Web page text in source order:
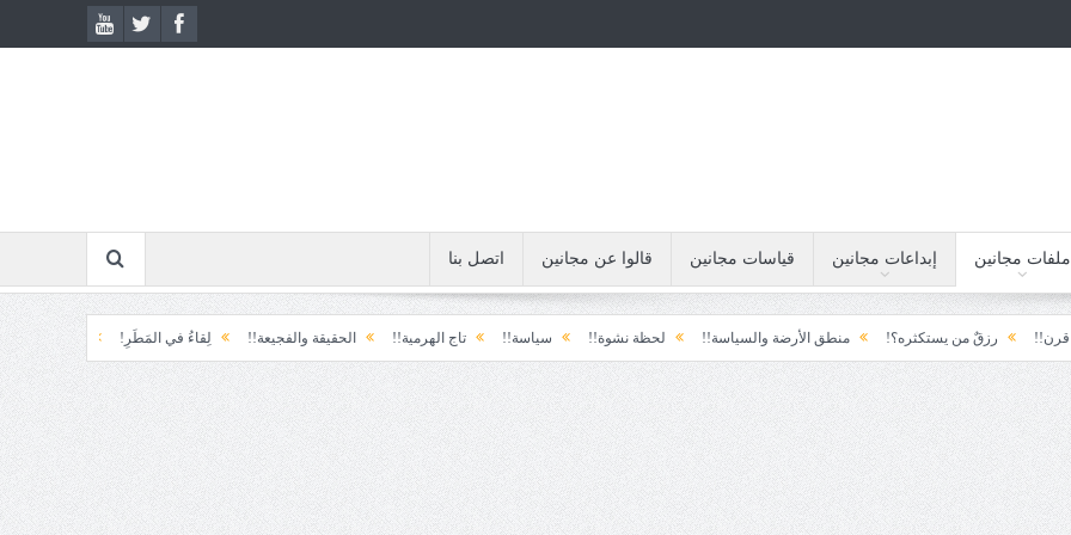
ملفات مجانين إبداعات مجانين قياسات مجانين قالوا عن مجانين اتصل بنا
رزقٌ من يستكثره؟! منطق الأرضة والسياسة!! لحظة نشوة!! سياسة!! تاج الهرمية!! الحقيقة والفجيعة!! لِقاءُ في المَطَرِ! أين القيادة!!